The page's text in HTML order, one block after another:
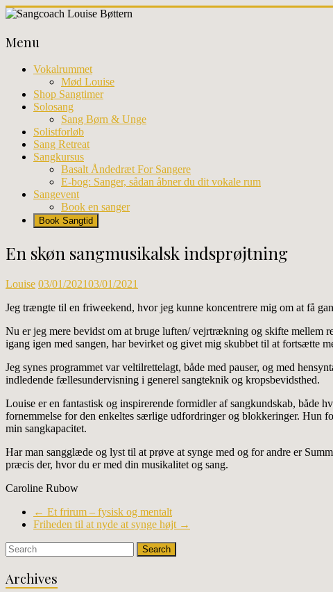
Skip
content
Louise
Bøttern
Professionel
sangundervisning
workhops
København
Menu
Vokalrummet
Mød Louise
Shop Sangtimer
Solosang
Sang Børn & Unge
Solistforløb
Sang Retreat
Sangkursus
Basalt Åndedræt For Sangere
E-bog: Sanger, sådan åbner du dit vokale rum
Sangevent
Book en sanger
Book Sangtid
En skøn sangmusikalsk indsprøjtning
Louise 03/01/202103/01/2021
Jeg trængte til en friweekend, hvor jeg kunne koncentrere mig om at få
Nu er jeg mere bevidst om at bruge luften/ vejrtrækning og skifte mellem
igang igen med sangen, har bevirket og givet mig skubbet til at fortsætte
Jeg synes programmet var veltilrettelagt, både med pauser, og med
indledende fællesundervisning i generel sangteknik og kropsbevidsthed.
Louise er en fantastisk og inspirerende formidler af sangkundskab, både
fornemmelse for den enkeltes særlige udfordringer og blokkeringer. Hun
min sangkapacitet.
Har man sangglæde og lyst til at prøve at synge med og for andre er
præcis der, hvor du er med din musikalitet og sang.
Caroline Rubow
← Et frirum – fysisk og mentalt
Friheden til at nyde at synge højt →
Archives